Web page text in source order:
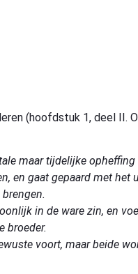
(hoofdstuk 1, deel II.
maar tijdelijke
en gaat gepaard met
in de ware zin, en
broeder.
voort, maar beide